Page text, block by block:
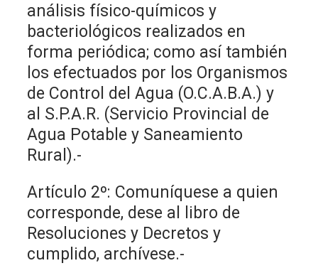
análisis físico-químicos y
bacteriológicos realizados en
forma periódica; como así también
los efectuados por los Organismos
de Control del Agua (O.C.A.B.A.) y
al S.P.A.R. (Servicio Provincial de
Agua Potable y Saneamiento
Rural).-
Artículo 2º: Comuníquese a quien
corresponde, dese al libro de
Resoluciones y Decretos y
cumplido, archívese.-